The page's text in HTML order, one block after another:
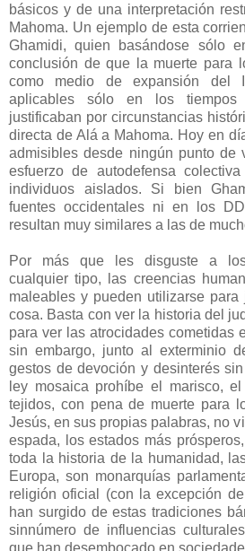
básicos y de una interpretación
Mahoma. Un ejemplo de esta
Ghamidi, quien basándose sólo
conclusión de que la muerte para
como medio de expansión del
aplicables sólo en los
justificaban por circunstancias
directa de Alá a Mahoma. Hoy en
admisibles desde ningún punto de
esfuerzo de autodefensa
individuos aislados. Si bien
fuentes occidentales ni en los
resultan muy similares a las de
Por más que les disguste a los
cualquier tipo, las creencias
maleables y pueden utilizarse
cosa. Basta con ver la historia del
para ver las atrocidades cometidas
sin embargo, junto al exterminio
gestos de devoción y desinterés
ley mosaica prohíbe el marisco,
tejidos, con pena de muerte para
Jesús, en sus propias palabras, no
espada, los estados más
toda la historia de la humanidad,
Europa, son monarquías
religión oficial (con la excepción
han surgido de estas tradiciones
sinnúmero de influencias
que han desembocado en